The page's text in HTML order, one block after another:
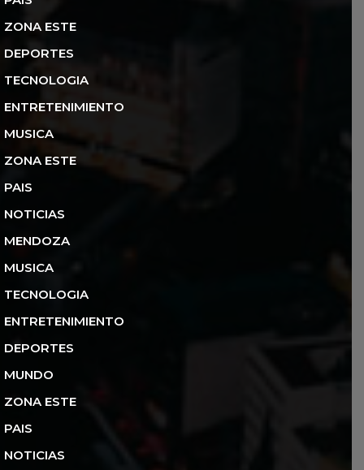
ZONA ESTE
DEPORTES
TECNOLOGIA
ENTRETENIMIENTO
MUSICA
ZONA ESTE
PAIS
NOTICIAS
MENDOZA
MUSICA
TECNOLOGIA
ENTRETENIMIENTO
DEPORTES
MUNDO
ZONA ESTE
PAIS
NOTICIAS